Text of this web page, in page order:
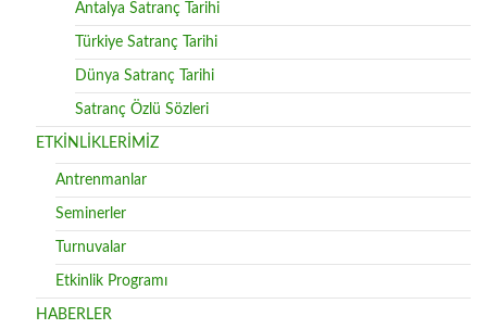
Antalya Satranç Tarihi
Türkiye Satranç Tarihi
Dünya Satranç Tarihi
Satranç Özlü Sözleri
ETKİNLİKLERİMİZ
Antrenmanlar
Seminerler
Turnuvalar
Etkinlik Programı
HABERLER